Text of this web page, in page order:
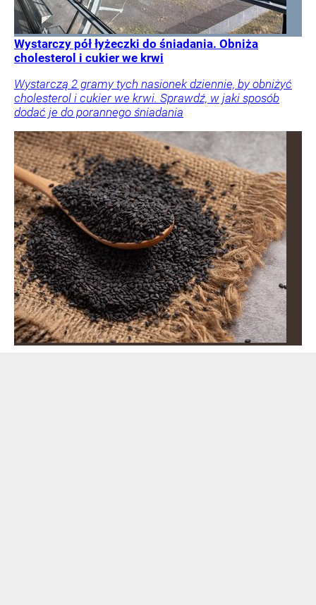
Wystarczy pół łyżeczki do śniadania. Obniża
cholesterol i cukier we krwi
Wystarczą 2 gramy tych nasionek dziennie, by obniżyć
cholesterol i cukier we krwi. Sprawdź, w jaki sposób
dodać je do porannego śniadania